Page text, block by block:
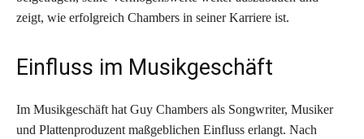
zeigt, wie erfolgreich Chambers in seiner Karriere ist.
Einfluss im Musikgeschäft
Im Musikgeschäft hat Guy Chambers als Songwriter, Musiker
und Plattenproduzent maßgeblichen Einfluss erlangt. Nach